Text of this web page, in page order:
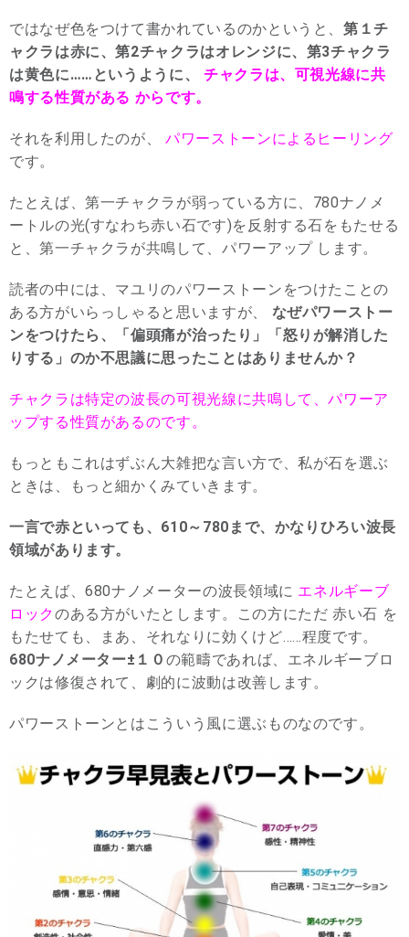
ではなぜ色をつけて書かれているのかというと、第１チ
ャクラは赤に、第2チャクラはオレンジに、第3チャクラ
は黄色に……というように、 チャクラは、可視光線に共
鳴する性質がある からです。
それを利用したのが、パワーストーンによるヒーリング
です。
たとえば、第一チャクラが弱っている方に、780ナノメ
ートルの光(すなわち赤い石です)を反射する石をもたせる
と、第一チャクラが共鳴して、パワーアップ します。
読者の中には、マユリのパワーストーンをつけたことの
ある方がいらっしゃると思いますが、 なぜパワーストー
ンをつけたら、「偏頭痛が治ったり」「怒りが解消した
りする」のか不思議に思ったことはありませんか？
チャクラは特定の波長の可視光線に共鳴して、パワーア
ップする性質があるのです。
もっともこれはずぶん大雑把な言い方で、私が石を選ぶ
ときは、もっと細かくみていきます。
一言で赤といっても、610～780まで、かなりひろい波長
領域があります。
たとえば、680ナノメーターの波長領域に エネルギーブ
ロックのある方がいたとします。この方にただ 赤い石 を
もたせても、まあ、それなりに効くけど……程度です。
680ナノメーター±１０ の範疇であれば、エネルギーブロ
ックは修復されて、劇的に波動は改善します。
パワーストーンとはこういう風に選ぶものなのです。